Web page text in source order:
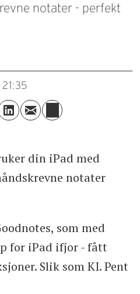
notater - perfekt
din iPad med
notater
som med
for iPad ifjor - fått
Slik som KI. Pent